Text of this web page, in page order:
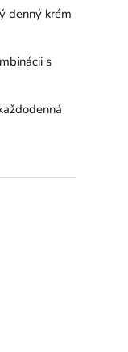
denný krém
s